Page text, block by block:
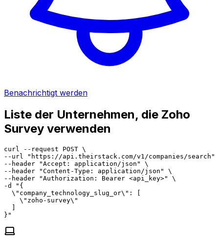
Benachrichtigt werden
Liste der Unternehmen, die Zoho
Survey verwenden
curl --request POST \
--url "https://api.theirstack.com/v1/companies/search"
--header "Accept: application/json" \
--header "Content-Type: application/json" \
--header "Authorization: Bearer <api_key>" \
-d "{
  \"company_technology_slug_or\": [
    \"zoho-survey\"
  ]
}"